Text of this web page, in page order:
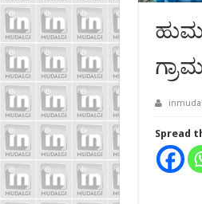
Spread